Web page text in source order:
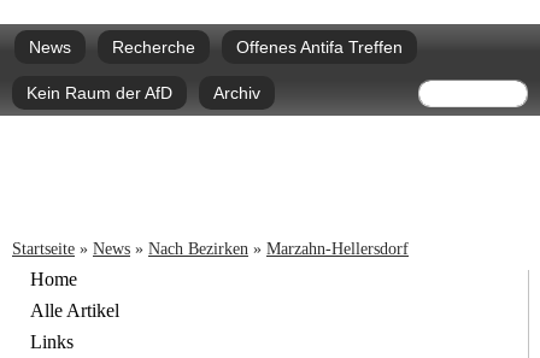
zum
Hauptmenü
News Recherche Offenes Antifa Treffen
Kein Raum der AfD Archiv Suche
Sie sind hier
Startseite » News » Nach Bezirken » Marzahn-Hellersdorf
Home
Alle Artikel
Links